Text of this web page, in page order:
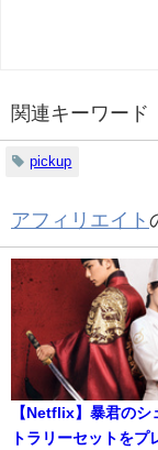
関連キーワード
pickup
アフィリエイト
【Netflix】暴君のシ
トラリーセットをプ